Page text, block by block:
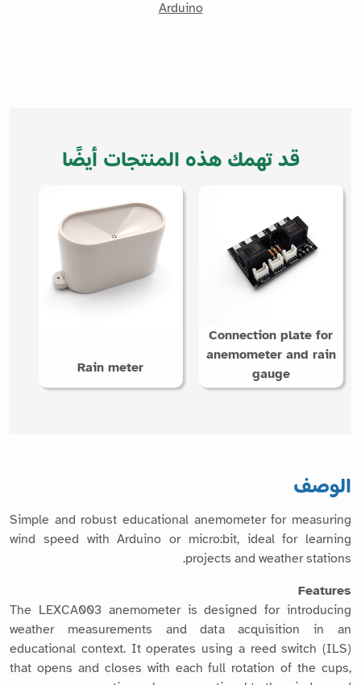
Arduino
قد تهمك هذه المنتجات أيضًا
Connection plate for
anemometer and rain
gauge
Rain meter
الوصف
Simple and robust educational anemometer for measuring
wind speed with Arduino or micro:bit, ideal for learning
projects and weather stations.
Features
The LEXCA003 anemometer is designed for introducing
weather measurements and data acquisition in an
educational context. It operates using a reed switch (ILS)
that opens and closes with each full rotation of the cups,